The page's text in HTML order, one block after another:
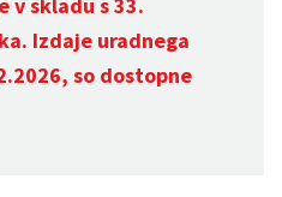
Izdaje uradnega
so dostopne